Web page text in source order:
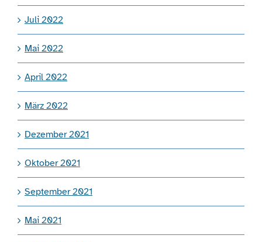
Juli 2022
Mai 2022
April 2022
März 2022
Dezember 2021
Oktober 2021
September 2021
Mai 2021